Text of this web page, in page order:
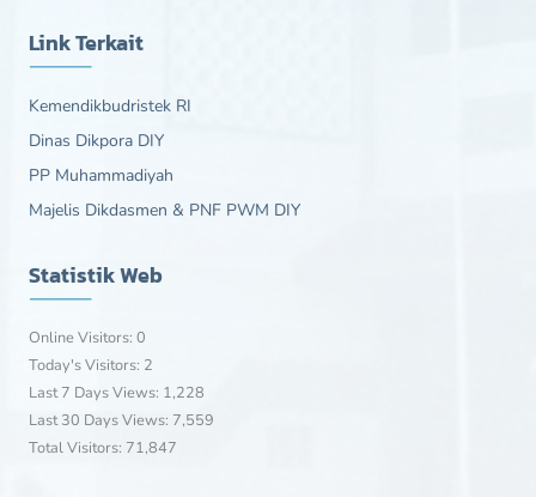
Link Terkait
Kemendikbudristek RI
Dinas Dikpora DIY
PP Muhammadiyah
Majelis Dikdasmen & PNF PWM DIY
Statistik Web
Online Visitors: 0
Today's Visitors: 2
Last 7 Days Views: 1,228
Last 30 Days Views: 7,559
Total Visitors: 71,847